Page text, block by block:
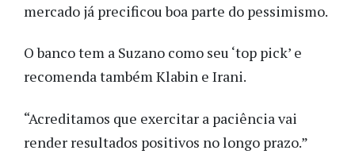
mercado já precificou boa parte do pessimismo.
O banco tem a Suzano como seu ‘top pick’ e
recomenda também Klabin e Irani.
“Acreditamos que exercitar a paciência vai
render resultados positivos no longo prazo.”